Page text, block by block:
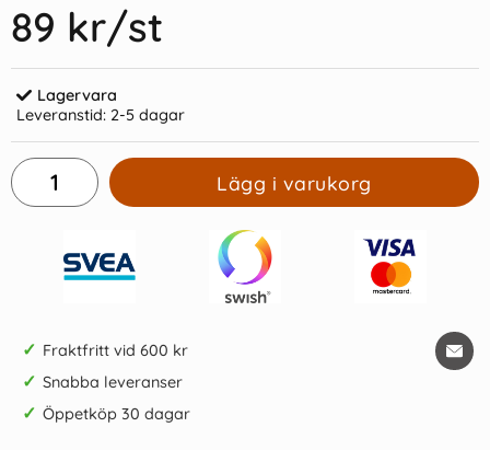
89 kr/st
Lagervara
Leveranstid: 2-5 dagar
Lägg i varukorg
✓ Fraktfritt vid 600 kr
✓ Snabba leveranser
✓ Öppetköp 30 dagar